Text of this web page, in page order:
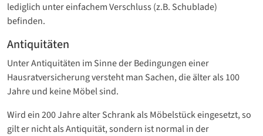
lediglich unter einfachem Verschluss (z.B. Schublade)
befinden.
Antiquitäten
Unter Antiquitäten im Sinne der Bedingungen einer
Hausratversicherung versteht man Sachen, die älter als 100
Jahre und keine Möbel sind.
Wird ein 200 Jahre alter Schrank als Möbelstück eingesetzt, so
gilt er nicht als Antiquität, sondern ist normal in der